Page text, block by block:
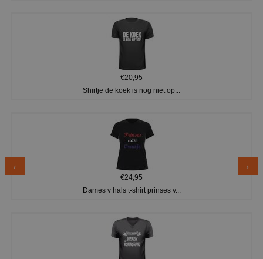
€20,95
Shirtje de koek is nog niet op...
€24,95
Dames v hals t-shirt prinses v...